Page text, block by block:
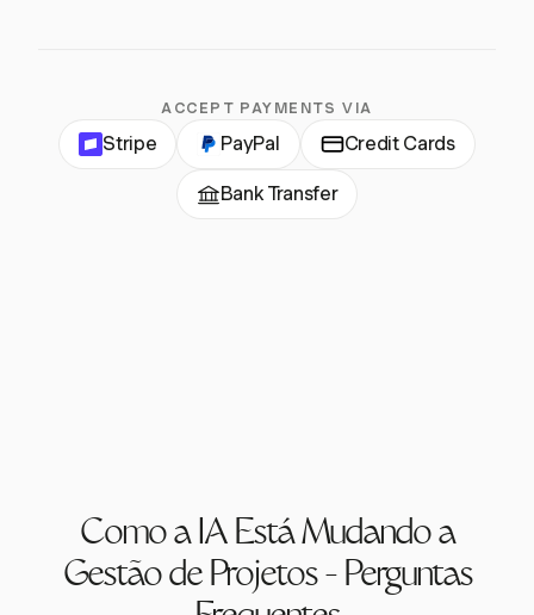
ACCEPT PAYMENTS VIA
Stripe PayPal Credit Cards
Bank Transfer
Como a IA Está Mudando a
Gestão de Projetos - Perguntas